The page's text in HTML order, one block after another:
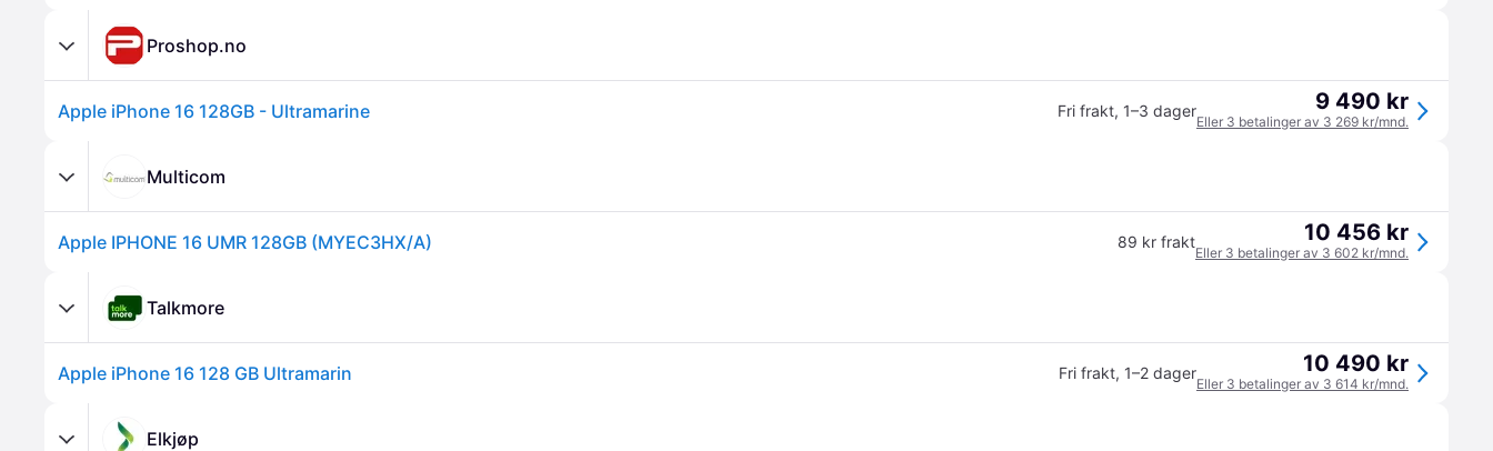
Proshop.no
Apple iPhone 16 128GB - Ultramarine Fri frakt, 1–3 dager 9 490 kr
Eller 3 betalinger av 3 269 kr/mnd.
Multicom
Apple IPHONE 16 UMR 128GB (MYEC3HX/A) 89 kr frakt 10 456 kr
Eller 3 betalinger av 3 602 kr/mnd.
Talkmore
Apple iPhone 16 128 GB Ultramarin Fri frakt, 1–2 dager 10 490 kr
Eller 3 betalinger av 3 614 kr/mnd.
Elkjøp